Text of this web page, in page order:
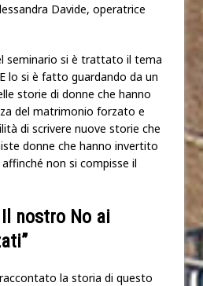
Davide, operatrice
seminario si è trattato il tema
lo si è fatto guardando da un
storie di donne che hanno
del matrimonio forzato e
di scrivere nuove storie che
donne che hanno invertito
non si compisse il
nostro No ai
la storia di questo